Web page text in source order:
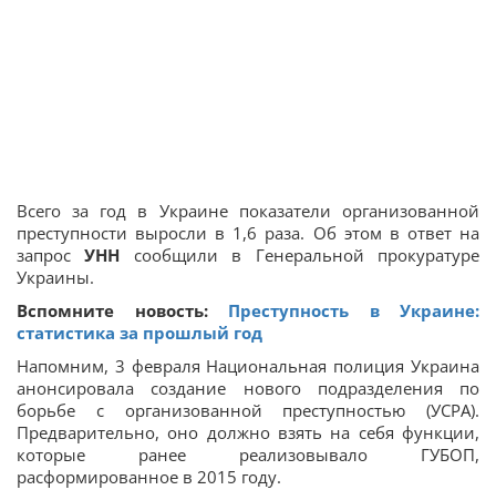
Всего за год в Украине показатели организованной
преступности выросли в 1,6 раза. Об этом в ответ на
запросУНН сообщили в Генеральной прокуратуре
Украины.
Вспомните новость: Преступность в Украине:
статистика за прошлый год
Напомним, 3 февраля Национальная полиция Украина
анонсировала создание нового подразделения по
борьбе с организованной преступностью (УСРА).
Предварительно, оно должно взять на себя функции,
которые ранее реализовывало ГУБОП,
расформированное в 2015 году.